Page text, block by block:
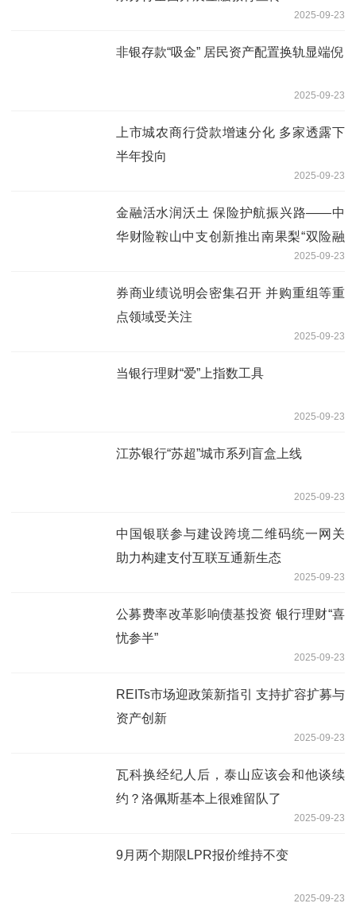
2025-09-23
非银存款“吸金” 居民资产配置换轨显端倪
2025-09-23
上市城农商行贷款增速分化 多家透露下
半年投向
2025-09-23
金融活水润沃土 保险护航振兴路——中
华财险鞍山中支创新推出南果梨“双险融
2025-09-23
券商业绩说明会密集召开 并购重组等重
点领域受关注
2025-09-23
当银行理财“爱”上指数工具
2025-09-23
江苏银行“苏超”城市系列盲盒上线
2025-09-23
中国银联参与建设跨境二维码统一网关
助力构建支付互联互通新生态
2025-09-23
公募费率改革影响债基投资 银行理财“喜
忧参半”
2025-09-23
REITs市场迎政策新指引 支持扩容扩募与
资产创新
2025-09-23
瓦科换经纪人后，泰山应该会和他谈续
约？洛佩斯基本上很难留队了
2025-09-23
9月两个期限LPR报价维持不变
2025-09-23